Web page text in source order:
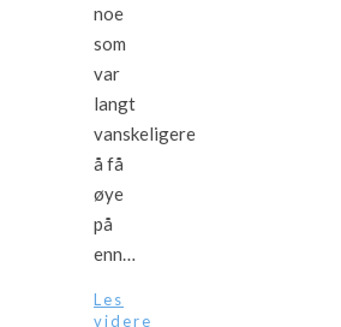
noe
som
var
langt
vanskeligere
å få
øye
på
enn…
Les
videre